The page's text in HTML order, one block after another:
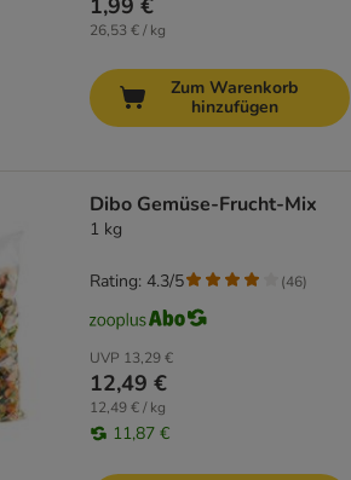
1,99 €
26,53 € / kg
Zum Warenkorb
hinzufügen
Dibo Gemüse-Frucht-Mix
1 kg
UVP 13,29 €
12,49 €
12,49 € / kg
11,87 €
Rating: 4.3/5 (46)